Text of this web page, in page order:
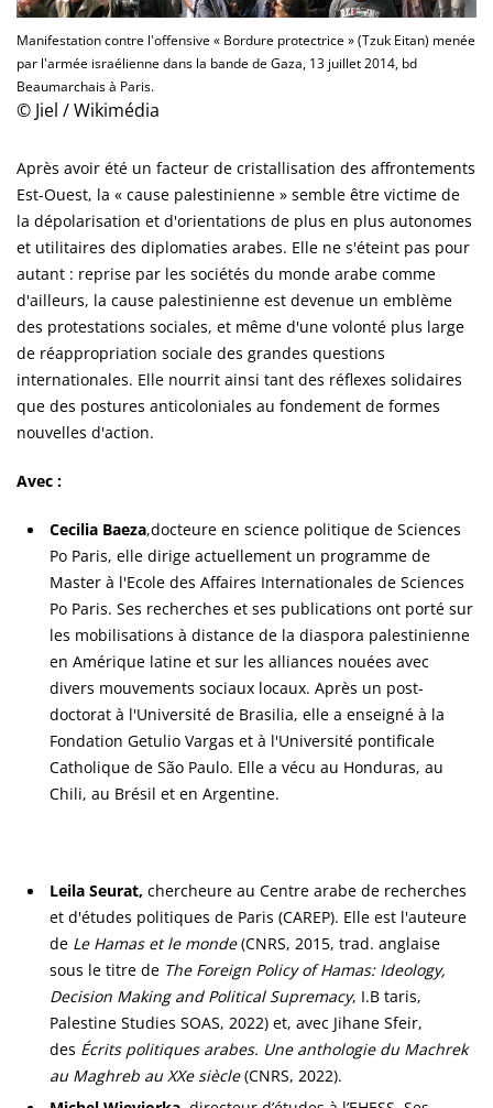
Manifestation contre l'offensive « Bordure protectrice » (Tzuk Eitan) menée
par l'armée israélienne dans la bande de Gaza, 13 juillet 2014, bd
Beaumarchais à Paris.
© Jiel / Wikimédia
Après avoir été un facteur de cristallisation des affrontements
Est-Ouest, la « cause palestinienne » semble être victime de
la dépolarisation et d'orientations de plus en plus autonomes
et utilitaires des diplomaties arabes. Elle ne s'éteint pas pour
autant : reprise par les sociétés du monde arabe comme
d'ailleurs, la cause palestinienne est devenue un emblème
des protestations sociales, et même d'une volonté plus large
de réappropriation sociale des grandes questions
internationales. Elle nourrit ainsi tant des réflexes solidaires
que des postures anticoloniales au fondement de formes
nouvelles d'action.
Avec :
Cecilia Baeza,docteure en science politique de Sciences
Po Paris, elle dirige actuellement un programme de
Master à l'Ecole des Affaires Internationales de Sciences
Po Paris. Ses recherches et ses publications ont porté sur
les mobilisations à distance de la diaspora palestinienne
en Amérique latine et sur les alliances nouées avec
divers mouvements sociaux locaux. Après un post-
doctorat à l'Université de Brasilia, elle a enseigné à la
Fondation Getulio Vargas et à l'Université pontificale
Catholique de São Paulo. Elle a vécu au Honduras, au
Chili, au Brésil et en Argentine.
Leila Seurat, chercheure au Centre arabe de recherches
et d'études politiques de Paris (CAREP). Elle est l'auteure
de Le Hamas et le monde(CNRS, 2015, trad. anglaise
sous le titre de The Foreign Policy of Hamas: Ideology,
Decision Making and Political Supremacy, I.B taris,
Palestine Studies SOAS, 2022) et, avec Jihane Sfeir,
des Écrits politiques arabes. Une anthologie du Machrek
au Maghreb au XXe siècle(CNRS, 2022).